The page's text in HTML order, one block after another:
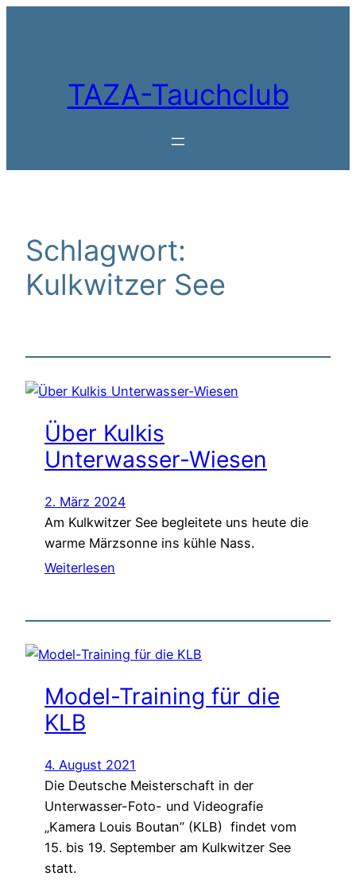
TAZA-Tauchclub
Schlagwort:
Kulkwitzer See
Über Kulkis
Unterwasser-Wiesen
2. März 2024
Am Kulkwitzer See begleitete uns heute die
warme Märzsonne ins kühle Nass.
Weiterlesen
Model-Training für die
KLB
4. August 2021
Die Deutsche Meisterschaft in der
Unterwasser-Foto- und Videografie
„Kamera Louis Boutan” (KLB) findet vom
15. bis 19. September am Kulkwitzer See
statt.